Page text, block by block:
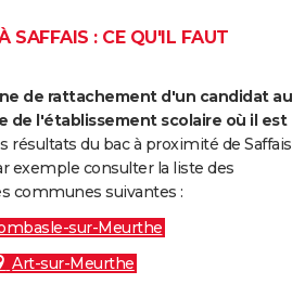
SAFFAIS : CE QU'IL FAUT
de rattachement d'un candidat au
de l'établissement scolaire où il est
résultats du bac à proximité de Saffais
exemple consulter la liste des
communes suivantes :
sur-Meurthe
Art-sur-Meurthe